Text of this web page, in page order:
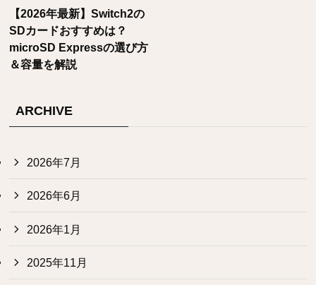
【2026年最新】Switch2の
SDカードおすすめは？
microSD Expressの選び方
＆容量を解説
ARCHIVE
2026年7月
2026年6月
2026年1月
2025年11月